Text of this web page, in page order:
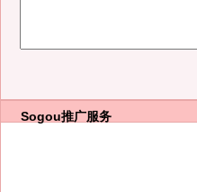
Sogou推广服务